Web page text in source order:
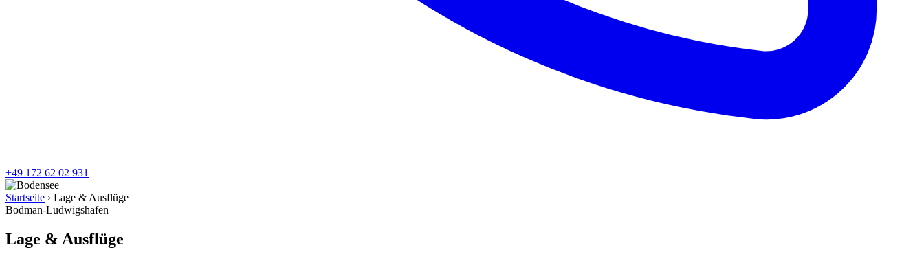
+49 172 62 02 931
Startseite › Lage & Ausflüge
Bodman-Ludwigshafen
Lage & Ausflüge